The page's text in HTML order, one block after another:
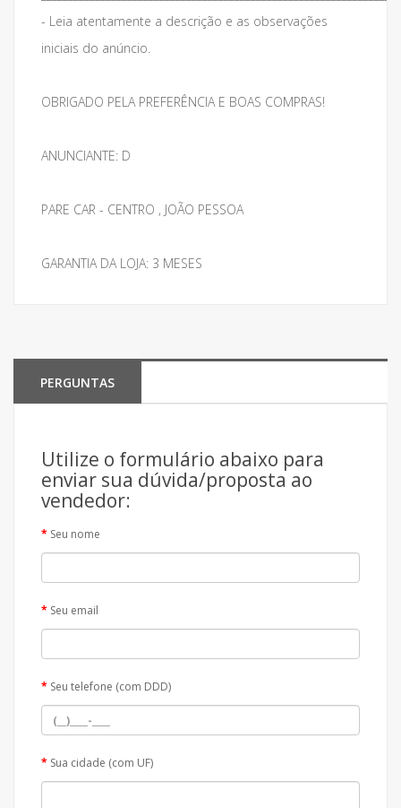
- Leia atentamente a descrição e as observações
iniciais do anúncio.
OBRIGADO PELA PREFERÊNCIA E BOAS COMPRAS!
ANUNCIANTE: D
PARE CAR - CENTRO , JOÃO PESSOA
GARANTIA DA LOJA: 3 MESES
PERGUNTAS
Utilize o formulário abaixo para
enviar sua dúvida/proposta ao
vendedor:
Seu nome
Seu email
Seu telefone (com DDD)
Sua cidade (com UF)